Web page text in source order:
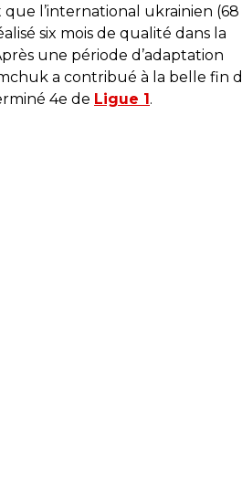
que l’international ukrainien (68
six mois de qualité dans la
une période d’adaptation
a contribué à la belle fin
4e de Ligue 1 .